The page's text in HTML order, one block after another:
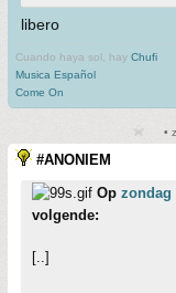
libero
Cuando haya sol, hay Chufi
Musica Español
Come On
•
#ANONIEM
Op zondag
volgende:
[..]